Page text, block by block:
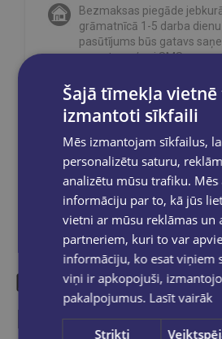
Bezmaksas piegāde
grāmatnīcā 1-5 darba dienu
pasūtījums būs gatavs
e-pastu un/ vai SMS.
Dalies sociālajos tīklos:
Līdzīgas preces
Šajā tīmekļa
izmantoti sīkfaili
Mēs izmantojam sīkfailus,
personalizētu saturu,
analizētu mūsu trafiku.
informāciju par to, kā jūs
vietni ar mūsu reklāmas un
partneriem, kuri to var
informāciju, ko esat viņiem
viņi ir apkopojuši,
pakalpojumus. Lasīt vairāk
Strikti